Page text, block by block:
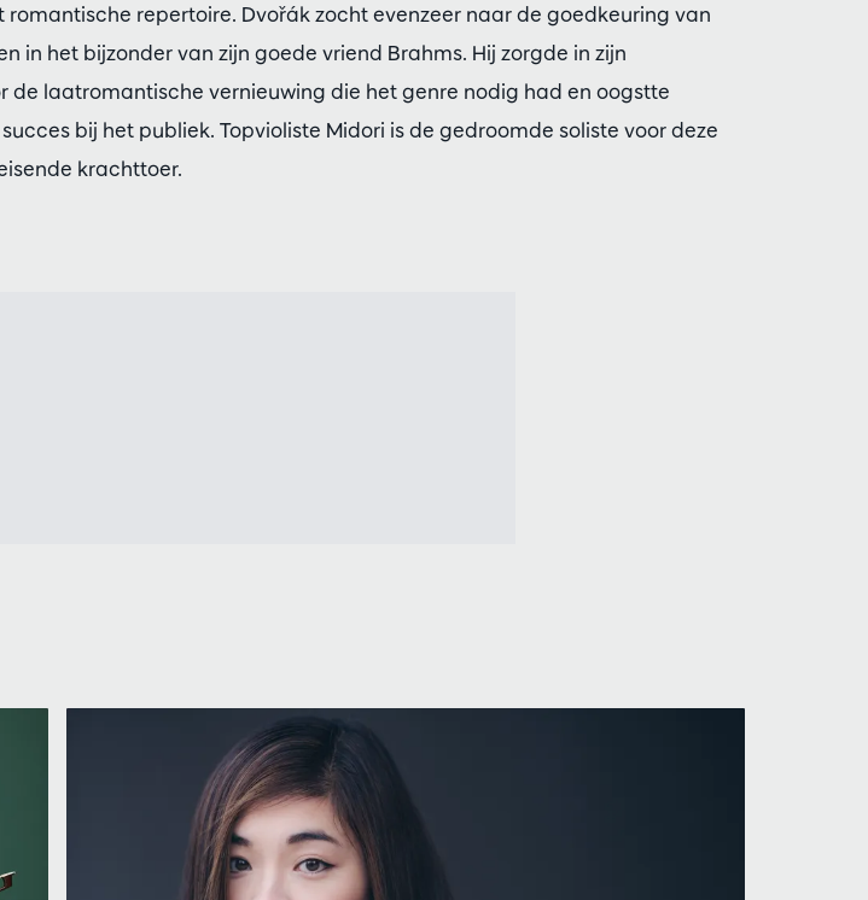
repertoire. Dvořák zocht evenzeer naar de goedkeuring van
in het bijzonder van zijn goede vriend Brahms. Hij zorgde in zijn
de laatromantische vernieuwing die het genre nodig had en oogstte
bij het publiek. Topvioliste Midori is de gedroomde soliste voor deze
krachttoer.